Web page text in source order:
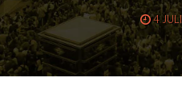
4